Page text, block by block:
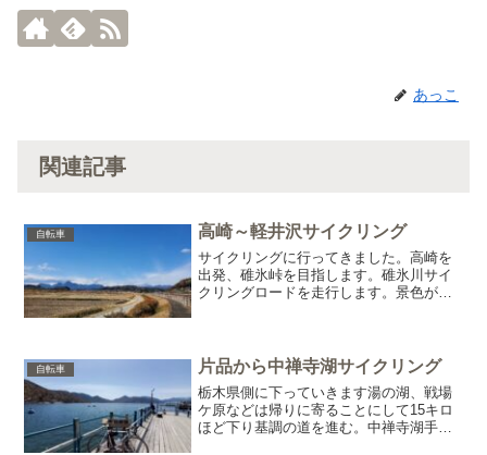
あっこ
関連記事
自転車 高崎～軽井沢サイクリング
サイクリングに行ってきました。高崎を
出発、碓氷峠を目指します。碓氷川サイ
クリングロードを走行します。景色が良
終了します。国道18号を...
自転車 片品から中禅寺湖サイクリング
栃木県側に下っていきます湯の湖、戦場
ケ原などは帰りに寄ることにして15キロ
ほど下り基調の道を進む。中禅寺湖手前